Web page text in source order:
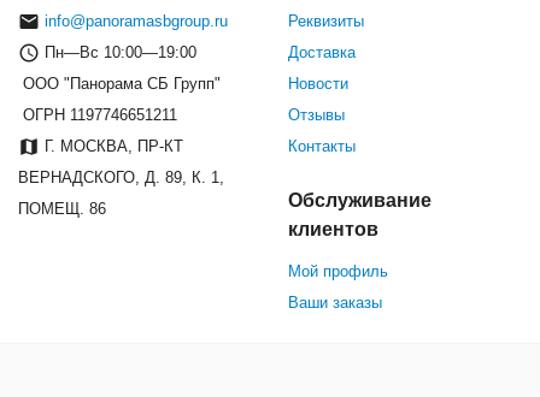
info@panoramasbgroup.ru
Пн—Вс 10:00—19:00
ООО "Панорама СБ Групп"
ОГРН 1197746651211
Г. МОСКВА, ПР-КТ
ВЕРНАДСКОГО, Д. 89, К. 1,
ПОМЕЩ. 86
Реквизиты
Доставка
Новости
Отзывы
Контакты
Обслуживание
клиентов
Мой профиль
Ваши заказы